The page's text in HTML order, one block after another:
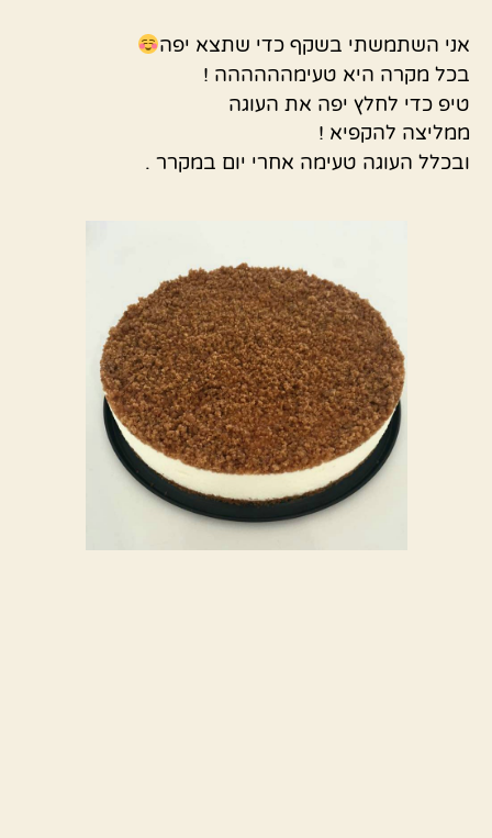
אני השתמשתי בשקף כדי שתצא יפה
בכל מקרה היא טעימהההההה !
טיפ כדי לחלץ יפה את העוגה
ממליצה להקפיא !
ובכלל העוגה טעימה אחרי יום במקרר .